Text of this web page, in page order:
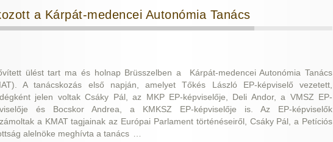
a Kárpát-medencei Autonómia Tanács
ülést tart ma és holnap Brüsszelben a Kárpát-medencei Autonómia Tanács
A tanácskozás első napján, amelyet Tőkés László EP-képviselő vezetett,
jelen voltak Csáky Pál, az MKP EP-képviselője, Deli Andor, a VMSZ EP-
és Bocskor Andrea, a KMKSZ EP-képviselője is. Az EP-képviselők
a KMAT tagjainak az Európai Parlament történéseiről, Csáky Pál, a Petíciós
alelnöke meghívta a tanács …